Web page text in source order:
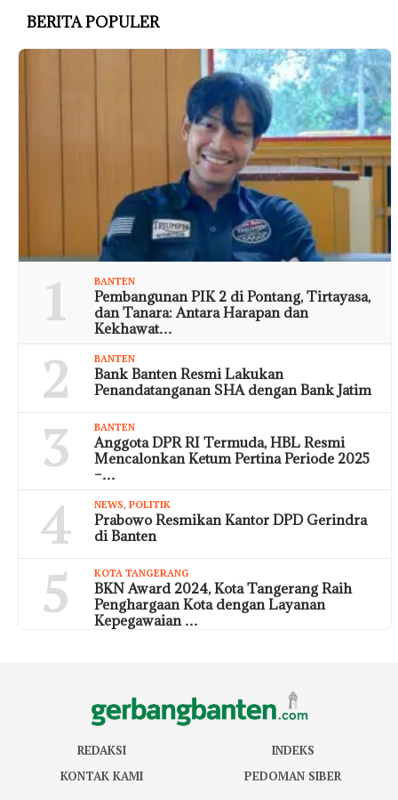
BERITA POPULER
1 BANTEN
Pembangunan PIK 2 di Pontang, Tirtayasa,
dan Tanara: Antara Harapan dan
Kekhawat…
2 BANTEN
Bank Banten Resmi Lakukan
Penandatanganan SHA dengan Bank Jatim
3 BANTEN
Anggota DPR RI Termuda, HBL Resmi
Mencalonkan Ketum Pertina Periode 2025
–…
4 NEWS, POLITIK
Prabowo Resmikan Kantor DPD Gerindra
di Banten
5 KOTA TANGERANG
BKN Award 2024, Kota Tangerang Raih
Penghargaan Kota dengan Layanan
Kepegawaian …
REDAKSI
INDEKS
KONTAK KAMI
PEDOMAN SIBER